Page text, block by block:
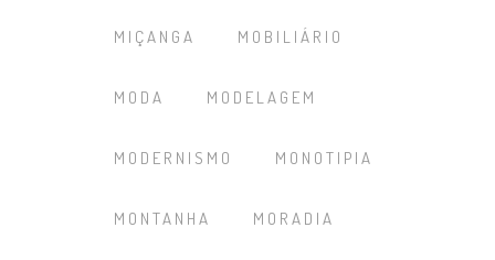
MIÇANGA MOBILIÁRIO
MODA MODELAGEM
MODERNISMO MONOTIPIA
MONTANHA MORADIA